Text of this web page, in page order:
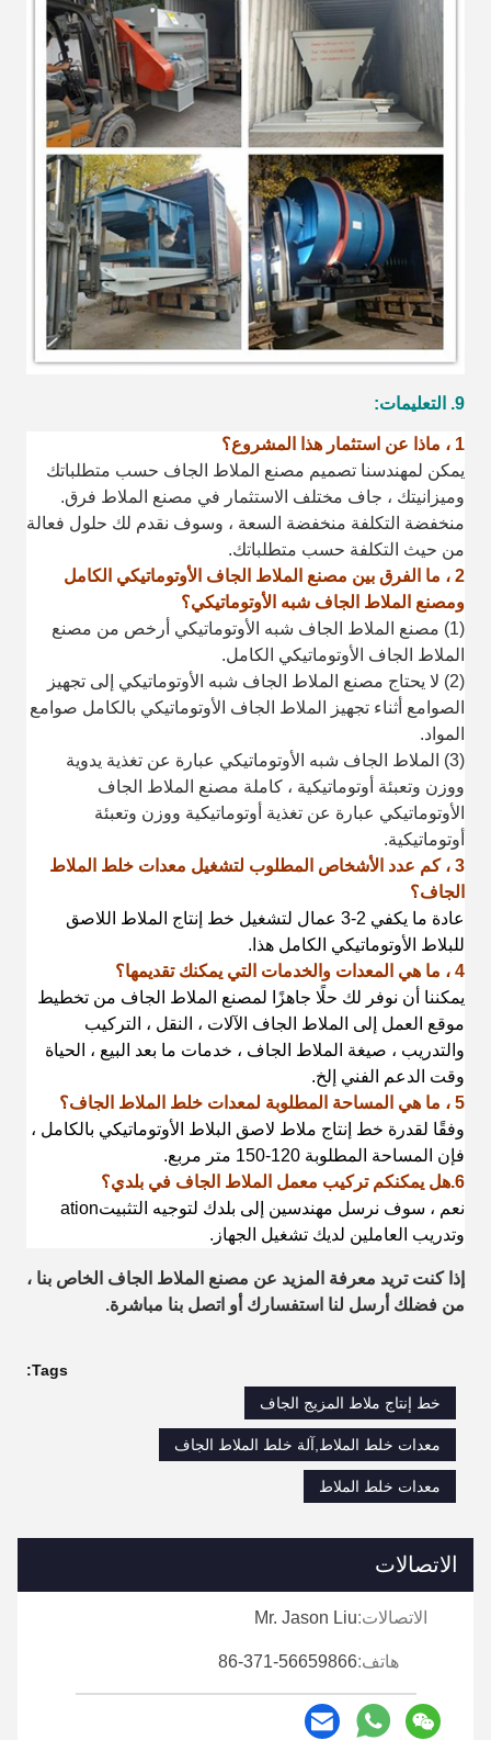
9. التعليمات:
1 ، ماذا عن استثمار هذا المشروع؟
يمكن لمهندسنا تصميم مصنع الملاط الجاف حسب متطلباتك
وميزانيتك ، جاف مختلف الاستثمار في مصنع الملاط فرق.
منخفضة التكلفة منخفضة السعة ، وسوف نقدم لك حلول فعالة
من حيث التكلفة حسب متطلباتك.
2 ، ما الفرق بين مصنع الملاط الجاف الأوتوماتيكي الكامل
ومصنع الملاط الجاف شبه الأوتوماتيكي؟
(1) مصنع الملاط الجاف شبه الأوتوماتيكي أرخص من مصنع
الملاط الجاف الأوتوماتيكي الكامل.
(2) لا يحتاج مصنع الملاط الجاف شبه الأوتوماتيكي إلى تجهيز
الصوامع أثناء تجهيز الملاط الجاف الأوتوماتيكي بالكامل صوامع
المواد.
(3) الملاط الجاف شبه الأوتوماتيكي عبارة عن تغذية يدوية
ووزن وتعبئة أوتوماتيكية ، كاملة مصنع الملاط الجاف
الأوتوماتيكي عبارة عن تغذية أوتوماتيكية ووزن وتعبئة
أوتوماتيكية.
3 ، كم عدد الأشخاص المطلوب لتشغيل معدات خلط الملاط
الجاف؟
عادة ما يكفي 2-3 عمال لتشغيل خط إنتاج الملاط اللاصق
للبلاط الأوتوماتيكي الكامل هذا.
4 ، ما هي المعدات والخدمات التي يمكنك تقديمها؟
يمكننا أن نوفر لك حلًا جاهزًا لمصنع الملاط الجاف من تخطيط
موقع العمل إلى الملاط الجاف الآلات ، النقل ، التركيب
والتدريب ، صيغة الملاط الجاف ، خدمات ما بعد البيع ، الحياة
وقت الدعم الفني إلخ.
5 ، ما هي المساحة المطلوبة لمعدات خلط الملاط الجاف؟
وفقًا لقدرة خط إنتاج ملاط ​​لاصق البلاط الأوتوماتيكي بالكامل ،
فإن المساحة المطلوبة 120-150 متر مربع.
6.هل يمكنكم تركيب معمل الملاط الجاف في بلدي؟
نعم ، سوف نرسل مهندسين إلى بلدك لتوجيه التثبيتation
وتدريب العاملين لديك تشغيل الجهاز.
إذا كنت تريد معرفة المزيد عن مصنع الملاط الجاف الخاص بنا ،
من فضلك أرسل لنا استفسارك أو اتصل بنا مباشرة.
Tags:
خط إنتاج ملاط ​​المزيج الجاف
معدات خلط الملاط,آلة خلط الملاط الجاف
معدات خلط الملاط
الاتصالات
الاتصالات:Mr. Jason Liu
هاتف:86-371-56659866